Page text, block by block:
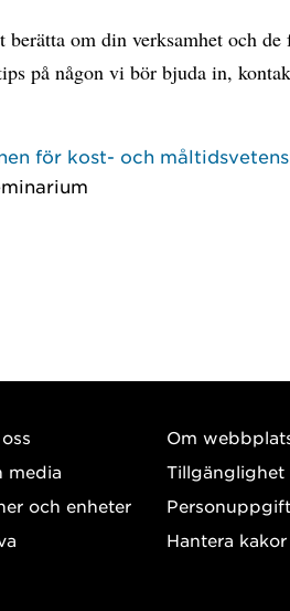
berätta om din verksamhet och
på någon vi bör bjuda in,
för kost- och
media
och enheter
Om
Tillgänglighet
Hantera kakor